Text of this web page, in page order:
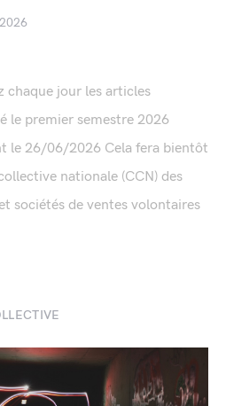
chaque jour les articles
le premier semestre 2026
le 26/06/2026 Cela fera bientôt
nationale (CCN) des
sociétés de ventes volontaires